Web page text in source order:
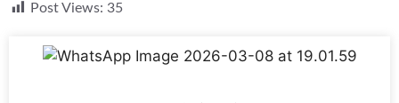
Post Views: 35